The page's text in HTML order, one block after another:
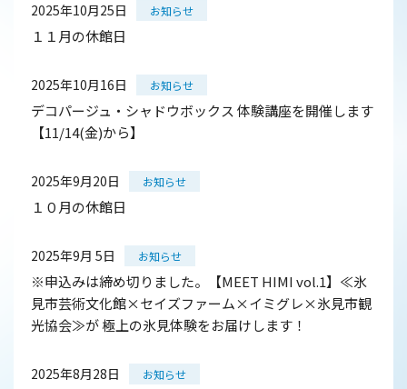
2025年10月25日 お知らせ
１１月の休館日
2025年10月16日 お知らせ
デコパージュ・シャドウボックス 体験講座を開催します
【11/14(金)から】
2025年9月20日 お知らせ
１０月の休館日
2025年9月 5日 お知らせ
※申込みは締め切りました。【MEET HIMI vol.1】≪氷
見市芸術文化館×セイズファーム×イミグレ×氷見市観
光協会≫が 極上の氷見体験をお届けします！
2025年8月28日 お知らせ